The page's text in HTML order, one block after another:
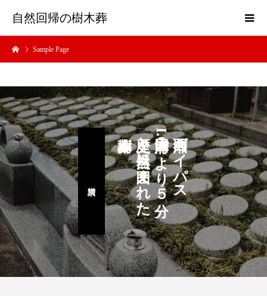
自然回帰の樹木葬
Sample Page
西湘バイパス
国府津I.Cより５分
歴史と自然に囲まれた